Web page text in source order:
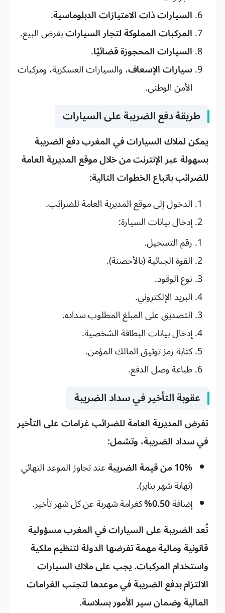
السيارات ذات الامتيازات الدبلوماسية.
المركبات المملوكة لتجار السياراتبغرض البيع.
السيارات المحجوزة قضائيًا.
سيارات الإسعاف، والسيارات العسكرية، ومركبات
الأمن الوطني.
طريقة دفع الضريبة على السيارات
يمكن لملاك السيارات في المغرب دفع الضريبة
بسهولة عبر الإنترنت من خلال موقعالمديرية العامة
للضرائبباتباع الخطوات التالية:
الدخول إلى موقع المديرية العامة للضرائب.
إدخال بيانات السيارة:
رقم التسجيل.
القوة الجبائية (بالأحصنة).
نوع الوقود.
البريد الإلكتروني.
التصديق على المبلغ المطلوب سداده.
إدخال بيانات البطاقة الشخصية.
كتابة رمز توثيق المالك المؤمن.
طباعة وصل الدفع.
عقوبة التأخير في سداد الضريبة
تفرض المديرية العامة للضرائب غرامات على التأخير
في سداد الضريبة، وتشمل:
10% من قيمة الضريبة
عند تجاوز الموعد النهائي
(نهاية شهر يناير).
إضافة0.50% كغرامة شهرية عن كل شهر تأخير.
تُعدالضريبة على السيارات في المغربمسؤولية
قانونية ومالية مهمة تفرضها الدولة لتنظيم ملكية
واستخدام المركبات. يجب على ملاك السيارات
الالتزام بدفع الضريبة في موعدها لتجنب الغرامات
المالية وضمان سير الأمور بسلاسة.